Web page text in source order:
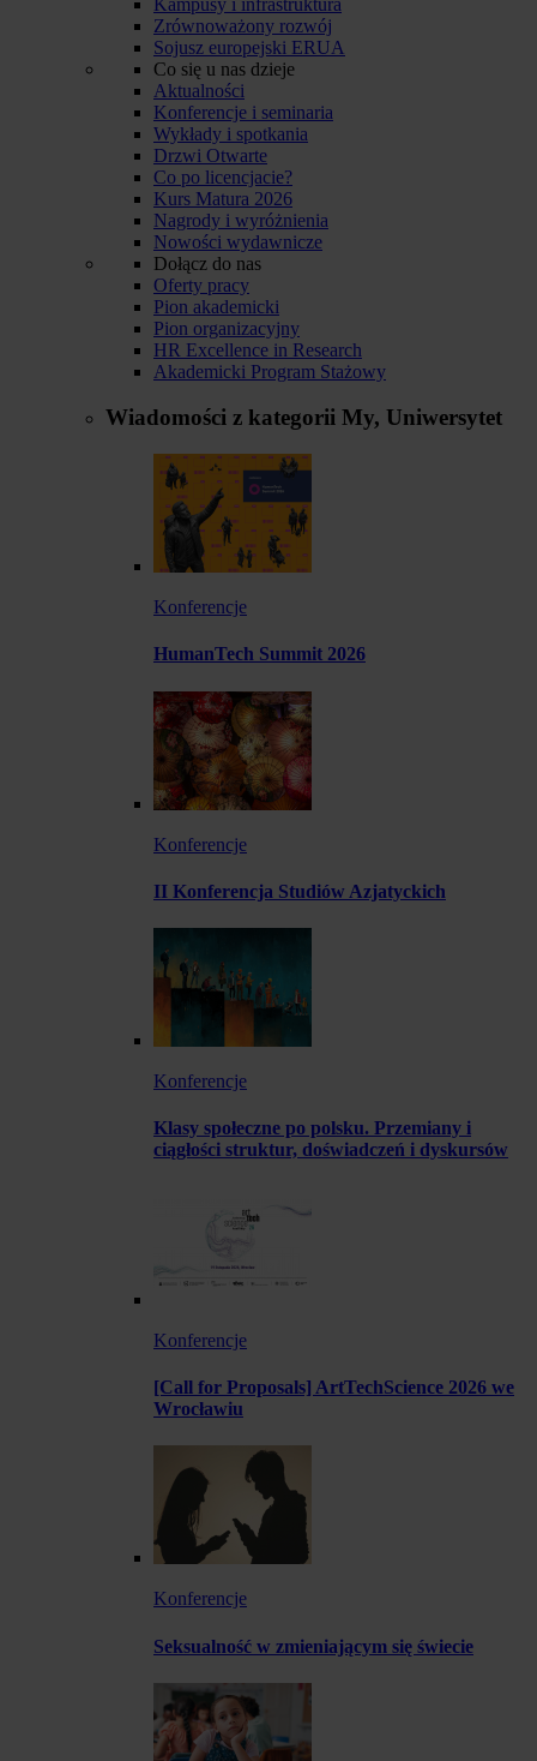
Zrównoważony rozwój
Sojusz europejski ERUA
Co się u nas dzieje
Aktualności
Konferencje i seminaria
Wykłady i spotkania
Drzwi Otwarte
Co po licencjacie?
Kurs Matura 2026
Nagrody i wyróżnienia
Nowości wydawnicze
Dołącz do nas
Oferty pracy
Pion akademicki
Pion organizacyjny
HR Excellence in Research
Akademicki Program Stażowy
Wiadomości z kategorii My, Uniwersytet
Konferencje
HumanTech Summit 2026
Konferencje
II Konferencja Studiów Azjatyckich
Konferencje
Klasy społeczne po polsku. Przemiany i
ciągłości struktur, doświadczeń i dyskursów
Konferencje
[Call for Proposals] ArtTechScience 2026 we
Wrocławiu
Konferencje
Seksualność w zmieniającym się świecie